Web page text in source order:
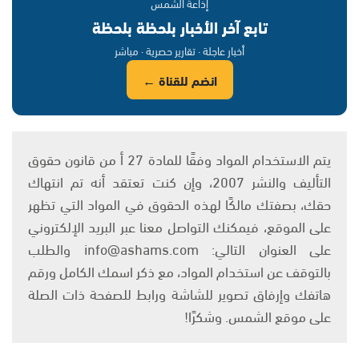
تابع آخر الأخبار بلحظة بلحظة
أخبار عاجلة · تقارير حصرية · مباشر
انضم للقناة ←
يتم الاستخدام المواد وفقًا للمادة 27 أ من قانون حقوق
التأليف والنشر 2007، وإن كنت تعتقد أنه تم انتهاك
حقك، بصفتك مالكًا لهذه الحقوق في المواد التي تظهر
على الموقع، فيمكنك التواصل معنا عبر البريد الإلكتروني
على العنوان التالي: info@ashams.com والطلب
بالتوقف عن استخدام المواد، مع ذكر اسمك الكامل ورقم
هاتفك وإرفاق تصوير للشاشة ورابط للصفحة ذات الصلة
على موقع الشمس. وشكرًا!